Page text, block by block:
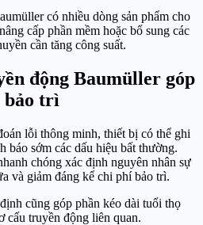
có nhiều dòng sản phẩm cho
cấp phần mềm hoặc bổ sung các
cần tăng công suất.
động Baumüller góp
bảo trì
lỗi thông minh, thiết bị có thể ghi
báo sớm các dấu hiệu bất thường.
chóng xác định nguyên nhân sự
và giảm đáng kể chi phí bảo trì.
cũng góp phần kéo dài tuổi thọ
cấu truyền động liên quan.